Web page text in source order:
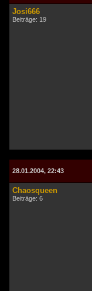
Josi666
Beiträge: 19
28.01.2004, 22:43
Chaosqueen
Beiträge: 6